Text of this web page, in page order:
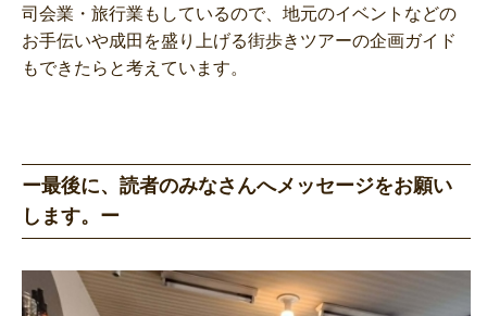
司会業・旅行業もしているので、地元のイベントなどの
お手伝いや成田を盛り上げる街歩きツアーの企画ガイド
もできたらと考えています。
ー最後に、読者のみなさんへメッセージをお願い
します。ー